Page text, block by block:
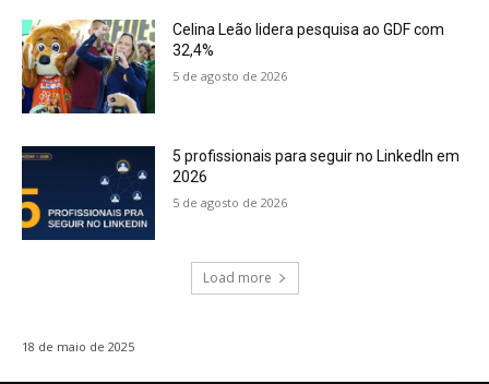
Celina Leão lidera pesquisa ao GDF com
32,4%
5 de agosto de 2026
5 profissionais para seguir no LinkedIn em
2026
5 de agosto de 2026
Load more
18 de maio de 2025